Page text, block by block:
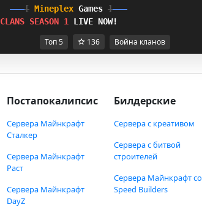
[ Mineplex Games ]
CLANS SEASON 1 LIVE NOW!
Топ 5 136 Война кланов
Постапокалипсис
Сервера Майнкрафт
Сталкер
Сервера Майнкрафт
Раст
Сервера Майнкрафт
DayZ
Билдерские
Сервера с креативом
Сервера с битвой
строителей
Сервера Майнкрафт со
Speed Builders